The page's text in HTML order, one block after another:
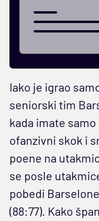
Iako je igrao
seniorski tim
kada imate
ofanzivni skok i
poene na
se posle
pobedi
(88:77). Kako